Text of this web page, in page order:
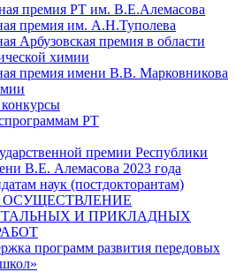
премия РТ им. В.Е.Алемасова
премия им. А.Н.Туполева
Арбузовская премия в области
химии
премия имени В.В. Марковникова
РТ
премии Республики
В.Е. Алемасова 2023 года
наук (постдокторантам)
ОСУЩЕСТВЛЕНИЕ
И ПРИКЛАДНЫХ
программ развития передовых